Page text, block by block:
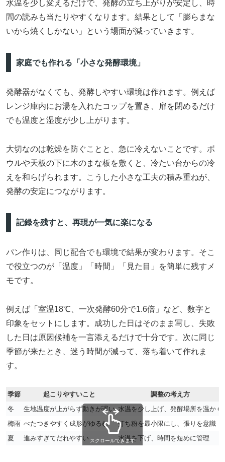
水温を少し変えるだけで、発酵の立ち上がりが安定し、時
間の読みも当たりやすくなります。結果として「膨らまな
いから焼くしかない」という場面が減っていきます。
家庭でも作れる「小さな発酵環境」
発酵器がなくても、発酵しやすい環境は作れます。例えば
レンジ庫内にお湯を入れたコップを置き、扉を閉めるだけ
でも温度と湿度が少し上がります。
大切なのは乾燥を防ぐことと、急に冷えないことです。ボ
ウルや天板の下に木のまな板を敷くと、冷たい台からの冷
えを和らげられます。こうした小さな工夫の積み重ねが、
発酵の安定につながります。
記録を残すと、再現が一気に楽になる
パン作りは、同じ配合でも環境で結果が変わります。そこ
で役立つのが「温度」「時間」「見た目」を簡単に残すメ
モです。
例えば「室温18℃、一次発酵60分で1.6倍」など、数字と
印象をセットにします。成功した日はそのまま写し、失敗
した日は原因候補を一言添えるだけで十分です。次に同じ
季節が来たとき、迷う時間が減って、落ち着いて作れま
す。
季節 起こりやすいこと
調整の考え方
冬
生地温度が上がらず動きが遅い 水温を少し上げ、発酵場所を温かく
梅雨 べたつきやすく成形がゆるむ
打ち粉を最小限にし、張りを意識
夏
進みすぎてだれやすい 水温を下げ、時間を短めに管理
スクロールできます